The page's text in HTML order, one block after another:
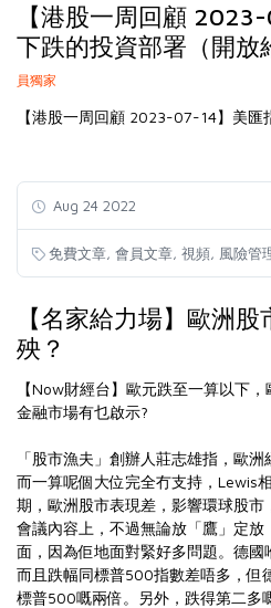
【港股一周回顧
下跌的投資部署（開放
員獨家
【港股一周回顧 2023-07-14】美匯
Aug 24 2022
免費文章 會員文章 視頻 風險管
【名家給力場】歐洲
殃？
【Now財經台】歐元跌至一算以下
金融市場有乜啟示?
「股市漁夫」創辦人莊志雄指，歐
而一算呢個大位完全冇支持，Lewis
期，歐洲股市表現差，影響環球股市
會議內容上，不過無論放「鷹」定
面，因為佢地面對緊好多問題。德國
而且跌幅同標普500指數差唔多，但
標普500嘅兩倍。另外，跌得第二多